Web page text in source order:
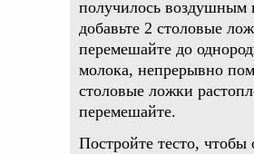
получилось воздушным
добавьте 2 столовые
перемешайте до
молока, непрерывно
столовые ложки
перемешайте.
Постройте тесто,